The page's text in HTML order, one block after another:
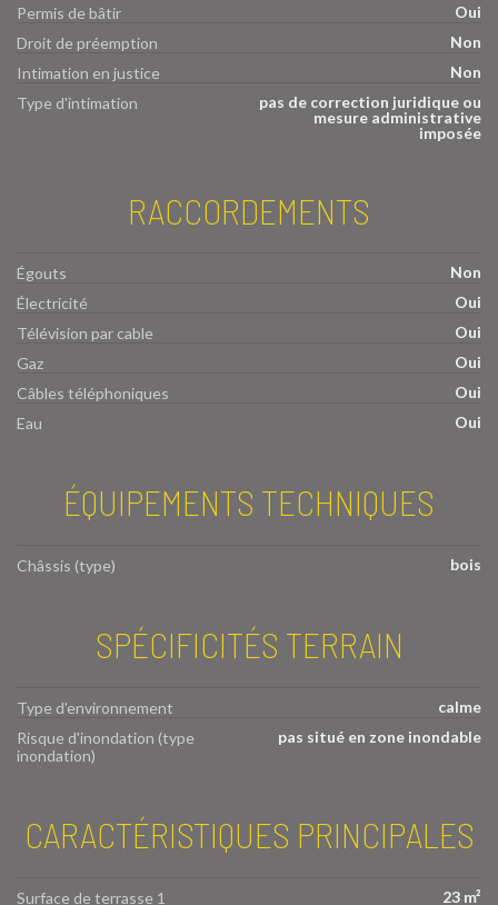
Permis de bâtir
Oui
Droit de préemption
Non
Intimation en justice
Non
Type d'intimation
pas de correction juridique ou
mesure administrative
imposée
RACCORDEMENTS
Égouts
Non
Électricité
Oui
Télévision par cable
Oui
Gaz
Oui
Câbles téléphoniques
Oui
Eau
Oui
ÉQUIPEMENTS TECHNIQUES
Châssis (type) bois
SPÉCIFICITÉS TERRAIN
Type d'environnement
calme
Risque d'inondation (type
inondation)
pas situé en zone inondable
CARACTÉRISTIQUES PRINCIPALES
Surface de terrasse 1 23 m²